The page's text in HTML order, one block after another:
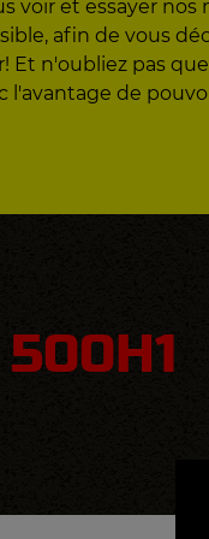
voir et essayer
afin de vous
Et n'oubliez pas
l'avantage de